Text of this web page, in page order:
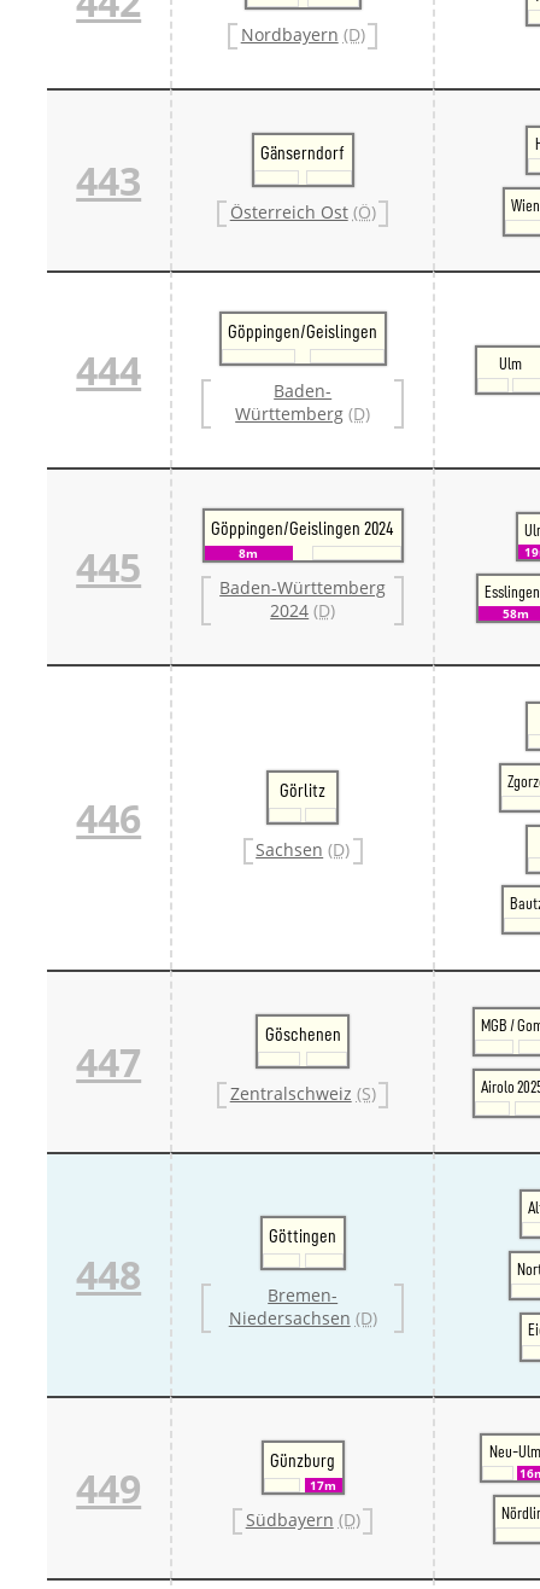
Nordbayern (D)
443
Gänserndorf
Österreich Ost (Ö)
444
Göppingen/Geislingen
Baden-
Württemberg (D)
Ulm
445
Göppingen/Geislingen 2024
8m
Baden-Württemberg
2024 (D)
58m
446
Görlitz
Sachsen (D)
447
Göschenen
Zentralschweiz (S)
MGB /
Airolo
448
Göttingen
Bremen-
Niedersachsen (D)
449
Günzburg
17m
Südbayern (D)
Neu-